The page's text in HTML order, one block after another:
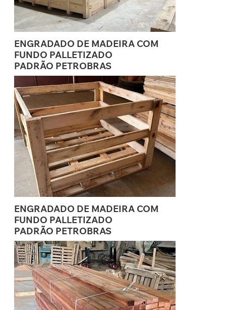
ENGRADADO DE MADEIRA COM
FUNDO PALLETIZADO
PADRÃO PETROBRAS
ENGRADADO DE MADEIRA COM
FUNDO PALLETIZADO
PADRÃO PETROBRAS